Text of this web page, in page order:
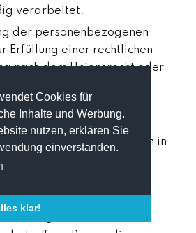
Cookies für
Inhalte und Werbung.
nutzen, erklären Sie
einverstanden.
klar!
verarbeitet.
der personenbezogenen
Erfüllung einer rechtlichen
nach dem Unionsrecht oder
dem der Verantwortliche
Daten wurden in
Dienste der
erhoben.